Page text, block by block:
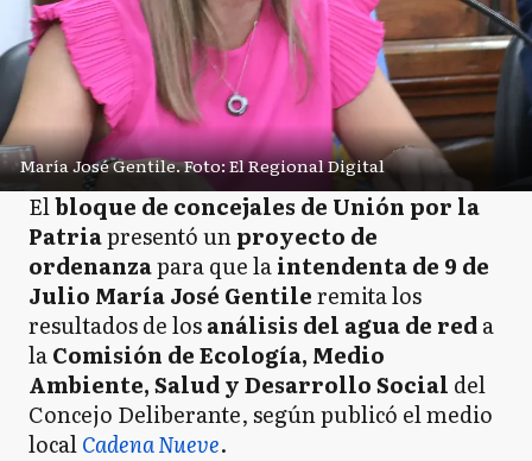
María José Gentile. Foto: El Regional Digital
Elbloque de concejales de Unión por la
Patriapresentó unproyecto de
ordenanzapara que laintendenta de 9 de
Julio María José Gentileremita los
resultados de losanálisis del agua de reda
laComisión de Ecología, Medio
Ambiente, Salud y Desarrollo Social del
Concejo Deliberante, según publicó el medio
localCadena Nueve.